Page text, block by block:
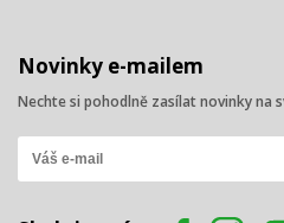
Novinky e-mailem
Nechte si pohodlně zasílat novinky na